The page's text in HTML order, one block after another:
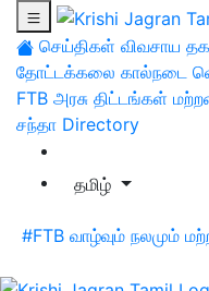
செய்திகள் விவசாய
தோட்டக்கலை கால்நடை
FTB அரசு திட்டங்கள்
சந்தா Directory
தமிழ்
#FTB வாழ்வும் நலமும்